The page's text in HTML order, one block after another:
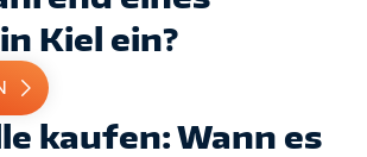
Kiel ein?
kaufen: Wann es